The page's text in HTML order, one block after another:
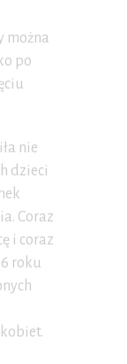
można
po
nie
dzieci
Coraz
i coraz
roku